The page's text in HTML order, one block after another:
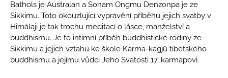
Bathols je Australan a Sonam Ongmu Denzonpa je ze
Sikkimu. Toto okouzlující vyprávění příběhu jejich svatby v
Himálaji je tak trochu meditací o lásce, manželství a
buddhismu. Je to intimní příběh buddhistické rodiny ze
Sikkimu a jejich vztahu ke škole Karma-kagjü tibetského
buddhismu a jejímu vůdci Jeho Svatosti 17. karmapovi.